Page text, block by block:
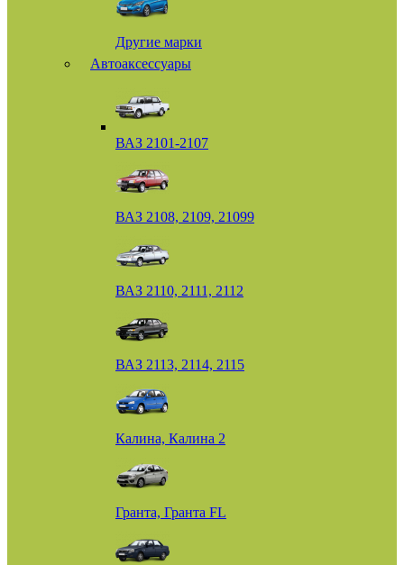
Другие марки
Автоаксессуары
ВАЗ 2101-2107
ВАЗ 2108, 2109, 21099
ВАЗ 2110, 2111, 2112
ВАЗ 2113, 2114, 2115
Калина, Калина 2
Гранта, Гранта FL